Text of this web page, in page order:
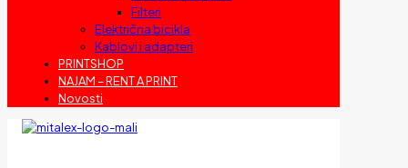
Filteri
Električna bicikla
Kablovi i adapteri
PRINTSHOP
NAJAM – RENT A PRINT
Novosti